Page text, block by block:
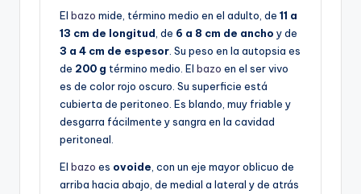
El bazo mide, término medio en el adulto, de 11 a
13 cm de longitud , de 6 a 8 cm de ancho y de
3 a 4 cm de espesor . Su peso en la autopsia es
de 200 g término medio. El bazo en el ser vivo
es de color rojo oscuro. Su superficie está
cubierta de peritoneo. Es blando, muy friable y
desgarra fácilmente y sangra en la cavidad
peritoneal.
El bazo es ovoide , con un eje mayor oblicuo de
arriba hacia abajo, de medial a lateral y de atrás